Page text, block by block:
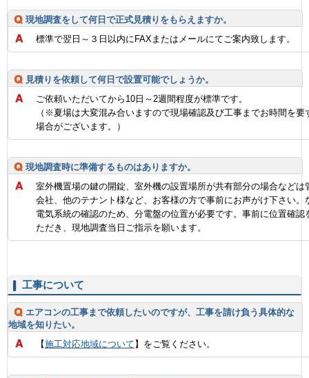
現地調査をして何日で正式見積りをもらえますか。
標準で翌日～３日以内にFAXまたはメールにてご案内致します。
見積りを依頼して何日で設置可能でしょうか。
ご依頼いただいてから10日～2週間程度が標準です。
（※夏場は大変混み合いますので現場確認及び工事までお時間を要
場合がございます。）
現地調査時に準備するものはありますか。
室外機置場の鍵の開錠、室外機の設置場所が共有部分の場合などは
会社、他のテナント様など、お客様の方で事前にお声がけ下さい。
電気系統の確認のため、分電盤の位置が必要です。事前に位置確認
ただき、現地調査当日ご指示を願います。
工事について
エアコンの工事まで依頼したいのですが、工事を請け負う具体的な
地域を知りたい。
【施工対応地域について】をご覧ください。